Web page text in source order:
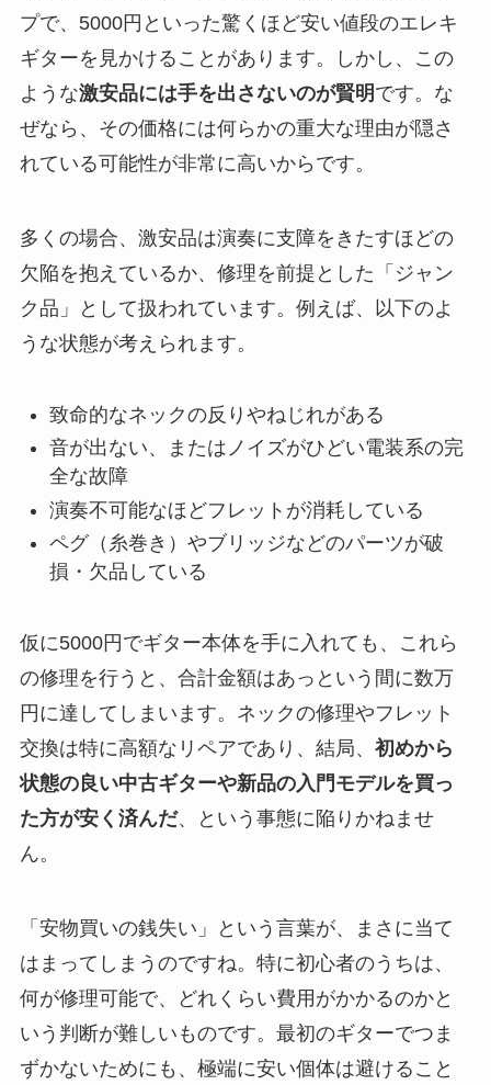
プで、5000円といった驚くほど安い値段のエレキ
ギターを見かけることがあります。しかし、この
ような激安品には手を出さないのが賢明 です。な
ぜなら、その価格には何らかの重大な理由が隠さ
れている可能性が非常に高いからです。
多くの場合、激安品は演奏に支障をきたすほどの
欠陥を抱えているか、修理を前提とした「ジャン
ク品」として扱われています。例えば、以下のよ
うな状態が考えられます。
致命的なネックの反りやねじれがある
音が出ない、またはノイズがひどい電装系の完
全な故障
演奏不可能なほどフレットが消耗している
ペグ（糸巻き）やブリッジなどのパーツが破
損・欠品している
仮に5000円でギター本体を手に入れても、これら
の修理を行うと、合計金額はあっという間に数万
円に達してしまいます。ネックの修理やフレット
交換は特に高額なリペアであり、結局、 初めから
状態の良い中古ギターや新品の入門モデルを買っ
た方が安く済んだ、という事態に陥りかねませ
ん。
「安物買いの銭失い」という言葉が、まさに当て
はまってしまうのですね。特に初心者のうちは、
何が修理可能で、どれくらい費用がかかるのかと
いう判断が難しいものです。最初のギターでつま
ずかないためにも、極端に安い個体は避けること